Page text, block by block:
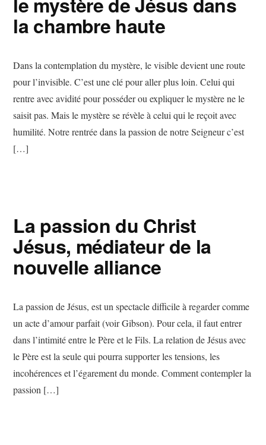
la chambre haute
Dans la contemplation du mystère, le visible devient une route
pour l’invisible. C’est une clé pour aller plus loin. Celui qui
rentre avec avidité pour posséder ou expliquer le mystère ne le
saisit pas. Mais le mystère se révèle à celui qui le reçoit avec
humilité. Notre rentrée dans la passion de notre Seigneur c’est
[…]
La passion du Christ
Jésus, médiateur de la
nouvelle alliance
La passion de Jésus, est un spectacle difficile à regarder comme
un acte d’amour parfait (voir Gibson). Pour cela, il faut entrer
dans l’intimité entre le Père et le Fils. La relation de Jésus avec
le Père est la seule qui pourra supporter les tensions, les
incohérences et l’égarement du monde. Comment contempler la
passion […]